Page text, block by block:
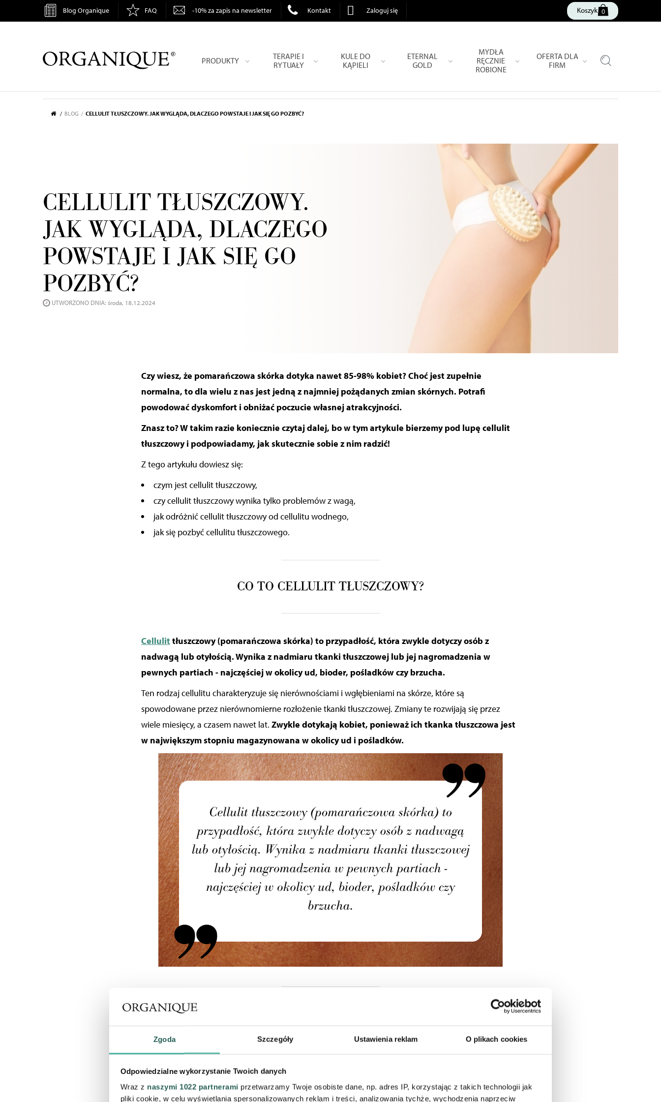
Zgoda Szczegóły Ustawienia reklam O plikach cookies
Odpowiedzialne wykorzystanie Twoich danych
Wraz z naszymi 1022 partnerami przetwarzamy Twoje osobiste dane, np. adres IP, korzystając z takich technologii jak
pliki cookie, w celu wyświetlania spersonalizowanych reklam i treści, analizowania tychże, wychodzenia naprzeciw
Koszyk 0
Blog Organique FAQ -10% za zapis na newsletter Kontakt Zaloguj się
ORGANIQUE PRODUKTY
TERAPIE I
RYTUAŁY
KULE DO
KĄPIELI
ETERNAL
GOLD
MYDŁA
RĘCZNIE
ROBIONE
OFERTA DLA
FIRM
BLOG CELLULIT TŁUSZCZOWY. JAK WYGLĄDA, DLACZEGO POWSTAJE I JAK SIĘ GO POZBYĆ?
CELLULIT TŁUSZCZOWY.
JAK WYGLĄDA, DLACZEGO
POWSTAJE I JAK SIĘ GO
POZBYĆ?
UTWORZONO DNIA: środa, 18.12.2024
Czy wiesz, że pomarańczowa skórka dotyka nawet 85-98% kobiet? Choć jest zupełnie
normalna, to dla wielu z nas jest jedną z najmniej pożądanych zmian skórnych. Potrafi
powodować dyskomfort i obniżać poczucie własnej atrakcyjności.
Znasz to? W takim razie koniecznie czytaj dalej, bo w tym artykule bierzemy pod lupę cellulit
tłuszczowy i podpowiadamy, jak skutecznie sobie z nim radzić!
Z tego artykułu dowiesz się:
czym jest cellulit tłuszczowy,
czy cellulit tłuszczowy wynika tylko problemów z wagą,
jak odróżnić cellulit tłuszczowy od cellulitu wodnego,
jak się pozbyć cellulitu tłuszczowego.
CO TO CELLULIT TŁUSZCZOWY?
Cellulittłuszczowy (pomarańczowa skórka) to przypadłość, która zwykle dotyczy osób z
nadwagą lub otyłością. Wynika z nadmiaru tkanki tłuszczowej lub jej nagromadzenia w
pewnych partiach - najczęściej w okolicy ud, bioder, pośladków czy brzucha.
Ten rodzaj cellulitu charakteryzuje się nierównościami i wgłębieniami na skórze, które są
spowodowane przez nierównomierne rozłożenie tkanki tłuszczowej. Zmiany te rozwijają się przez
wiele miesięcy, a czasem nawet lat. Zwykle dotykają kobiet, ponieważ ich tkanka tłuszczowa jest
w największym stopniu magazynowana w okolicy ud i pośladków.
PRZYCZYNY POWSTAWANIA CELLULITU TŁUSZCZOWEGO
Powstawaniu cellulitu tłuszczowego sprzyja wiele wiele aspektów. Główną przyczyną jest
nadmiar komórek tłuszczowych, który może być spowodowany przez: